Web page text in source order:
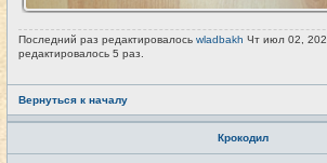
Последний раз редактировалось wladbakh Чт июл 02,
редактировалось 5 раз.
Вернуться к началу
Крокодил